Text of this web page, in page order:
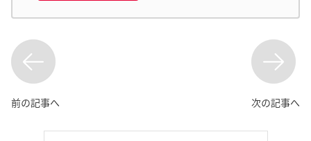
前の記事へ 次の記事へ